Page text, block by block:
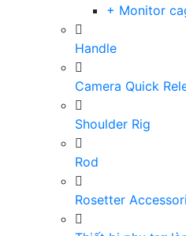
+ Monitor
Handle
Camera Quick
Shoulder Rig
Rod
Rosetter